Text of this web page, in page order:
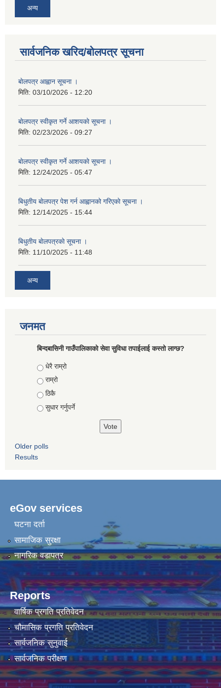
अन्य
सार्वजनिक खरिद/बोलपत्र सूचना
बाेलपत्र आह्वान सूचना ।
मिति: 03/10/2026 - 12:20
बाेलपत्र स्वीकृत गर्ने आशयकाे सूचना ।
मिति: 02/23/2026 - 09:27
बाेलपत्र स्वीकृत गर्ने आशयकाे सूचना ।
मिति: 12/24/2025 - 05:47
बिधुतीय बाेलपत्र पेश गर्न आह्वानको गरिएकाे सूचना ।
मिति: 12/14/2025 - 15:44
बिधुतीय बाेलपत्रकाे सूचना ।
मिति: 11/10/2025 - 11:48
अन्य
जनमत
बिन्दबासिनी गाउँपालिकाको सेवा सुविधा तपाईलाई कस्तो लाग्छ?
Choices
धेरै राम्रो
राम्रो
ठिकै
सुधार गर्नुपर्ने
Older polls
Results
eGov services
घटना दर्ता
सामाजिक सुरक्षा
नागरिक वडापत्र
Reports
वार्षिक प्रगति प्रतिवेदन
चौमासिक प्रगति प्रतिवेदन
सार्वजनिक सुनुवाई
सार्वजनिक परीक्षण